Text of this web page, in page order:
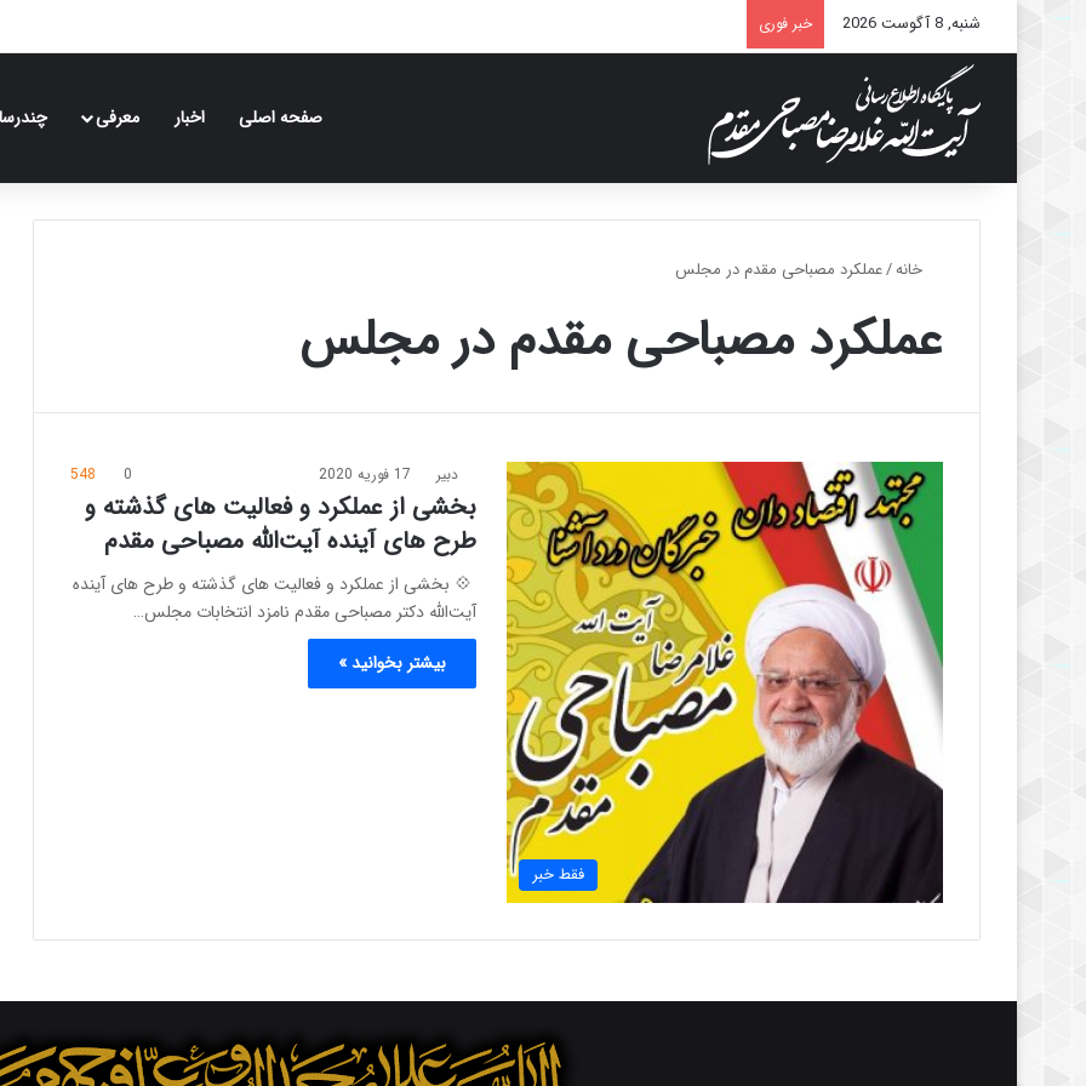
شنبه, 8 آگوست 2026 خبر فوری
صفحه اصلی اخبار معرفی
خانه/عملکرد مصباحی مقدم در مجلس
عملکرد مصباحی مقدم در مجلس
فقط خبر
دبیر 17 فوریه 2020 0
548
بخشی از عملکرد و فعالیت های گذشته و
طرح های آینده آیت‌الله مصباحی مقدم
‍ 💠 بخشی از عملکرد و فعالیت های گذشته و طرح های آینده
آیت‌الله دکتر مصباحی مقدم نامزد انتخابات مجلس…
بیشتر بخوانید »